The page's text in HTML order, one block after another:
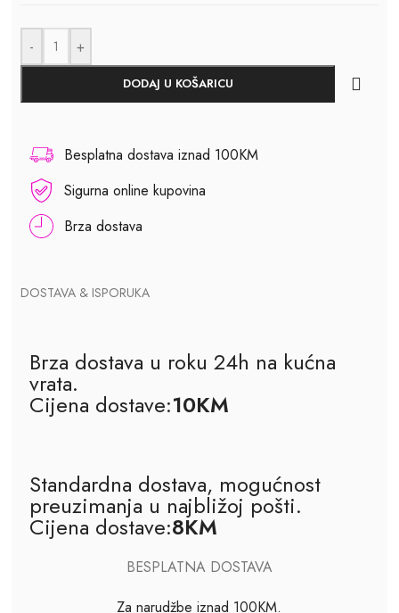
- +
DODAJ U KOŠARICU
Besplatna dostava iznad 100KM
Sigurna online kupovina
Brza dostava
DOSTAVA & ISPORUKA
Brza dostava u roku 24h na kućna
vrata.
Cijena dostave:10KM
Standardna dostava, mogućnost
preuzimanja u najbližoj pošti.
Cijena dostave:8KM
BESPLATNA DOSTAVA
Za narudžbe iznad 100KM.